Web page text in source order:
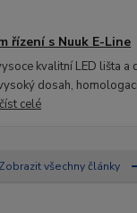
řízení s Nuuk E-Line
kvalitní LED lišta a
dosah,
číst celé
Zobrazit všechny články